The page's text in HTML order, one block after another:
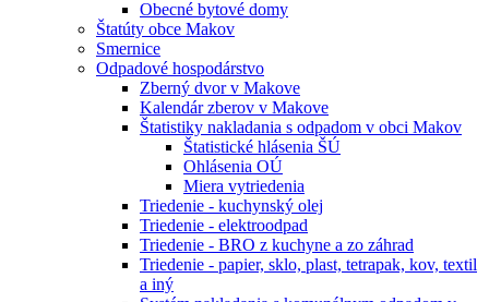
Obecné bytové domy
Štatúty obce Makov
Smernice
Odpadové hospodárstvo
Zberný dvor v Makove
Kalendár zberov v Makove
Štatistiky nakladania s odpadom v obci Makov
Štatistické hlásenia ŠÚ
Ohlásenia OÚ
Miera vytriedenia
Triedenie - kuchynský olej
Triedenie - elektroodpad
Triedenie - BRO z kuchyne a zo záhrad
Triedenie - papier, sklo, plast, tetrapak, kov, textil
a iný